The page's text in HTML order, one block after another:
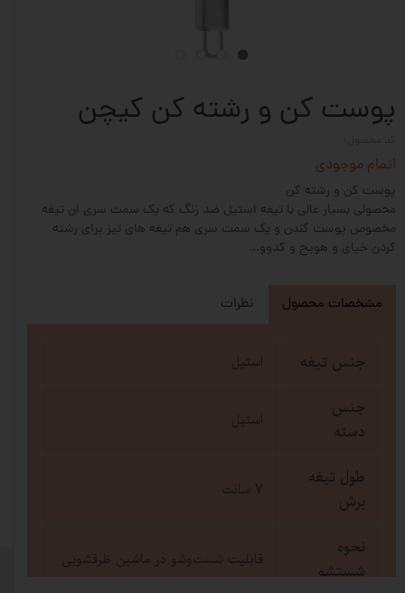
پوست کن و رشته کن کیچن
اتمام موجودی
پوست کن و رشته کن
محصولی بسیار عالی با تیغه استیل ضد زنگ که یک سمت سری ان تیغه
مخصوص پوست کندن و یک سمت سری هم تیغه های تیز برای رشته
کردن خیای و هویج و کدوو...
مشخصات محصول نظرات
جنس تیغه استیل
جنس
دسته
استیل
طول تیغه
برش
7 سانت
نحوه
شستشو
قابلیت شست‌وشو در ماشین ظرفشویی